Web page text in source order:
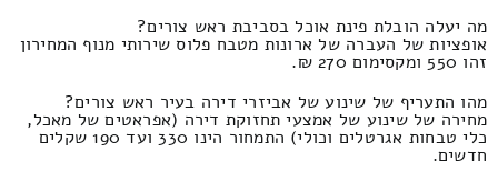
מה יעלה הובלת פינת אוכל בסביבת ראש צורים?
אופציות של העברה של ארונות מטבח פלוס שירותי מנוף המחירון
זהו 550 ומקסימום 270 ₪.
מהו התעריף של שינוע של אביזרי דירה בעיר ראש צורים?
מחירה של שינוע של אמצעי תחזוקת דירה (אפראטים של מאכל,
כלי טבחות אגרטלים וכולי) התמחור הינו 330 ועד 190 שקלים
חדשים.